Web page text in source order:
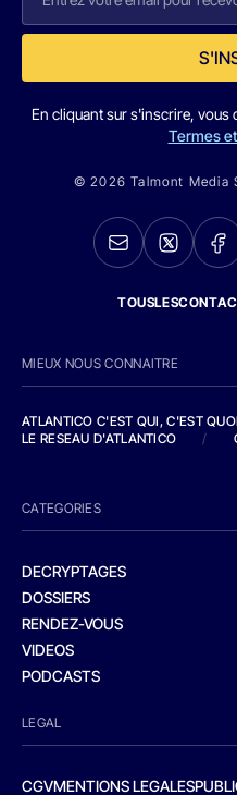
En cliquant sur s'inscrire, vous
Termes
© 2026 Talmont Media
MIEUX NOUS CONNAITRE
ATLANTICO C'EST QUI, C'EST
LE RESEAU D'ATLANTICO
/
CATEGORIES
DECRYPTAGES
DOSSIERS
RENDEZ-VOUS
VIDEOS
PODCASTS
LEGAL
CGVMENTIONS LEGALES